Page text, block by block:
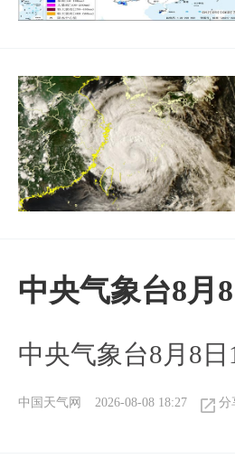
中央气象台8月
中央气象台8月8
中国天气网 2026-08-08 18:27 分